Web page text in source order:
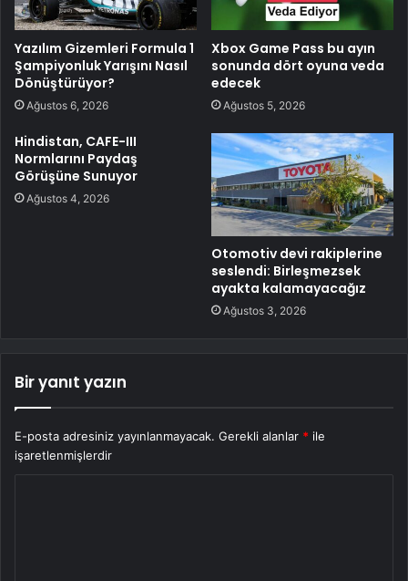
Yazılım Gizemleri Formula 1
Şampiyonluk Yarışını Nasıl
Dönüştürüyor?
Ağustos 6, 2026
Xbox Game Pass bu ayın
sonunda dört oyuna veda
edecek
Ağustos 5, 2026
Hindistan, CAFE-III
Normlarını Paydaş
Görüşüne Sunuyor
Ağustos 4, 2026
Otomotiv devi rakiplerine
seslendi: Birleşmezsek
ayakta kalamayacağız
Ağustos 3, 2026
Bir yanıt yazın
E-posta adresiniz yayınlanmayacak. Gerekli alanlar * ile
işaretlenmişlerdir